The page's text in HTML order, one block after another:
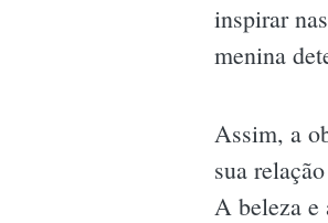
inspirar
menina
Assim, a
sua
A beleza e